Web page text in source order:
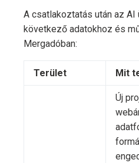
A csatlakoztatás után az
következő adatokhoz és
Mergadóban:
Terület Mit
Új